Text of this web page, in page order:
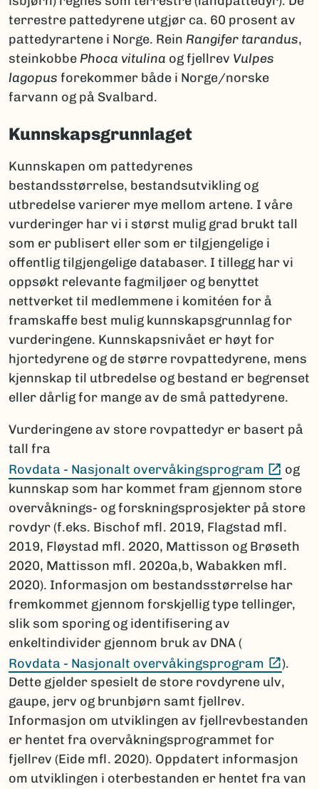
terrestre pattedyrene utgjør ca. 60 prosent av
pattedyrartene i Norge. Rein Rangifer tarandus,
steinkobbe Phoca vitulina og fjellrev Vulpes
lagopus forekommer både i Norge/norske
farvann og på Svalbard.
Kunnskapsgrunnlaget
Kunnskapen om pattedyrenes
bestandsstørrelse, bestandsutvikling og
utbredelse varierer mye mellom artene. I våre
vurderinger har vi i størst mulig grad brukt tall
som er publisert eller som er tilgjengelige i
offentlig tilgjengelige databaser. I tillegg har vi
oppsøkt relevante fagmiljøer og benyttet
nettverket til medlemmene i komitéen for å
framskaffe best mulig kunnskapsgrunnlag for
vurderingene. Kunnskapsnivået er høyt for
hjortedyrene og de større rovpattedyrene, mens
kjennskap til utbredelse og bestand er begrenset
eller dårlig for mange av de små pattedyrene.
Vurderingene av store rovpattedyr er basert på
tall fra
Rovdata - Nasjonalt overvåkingsprogram
og
kunnskap som har kommet fram gjennom store
overvåknings- og forskningsprosjekter på store
rovdyr (f.eks. Bischof mfl. 2019, Flagstad mfl.
2019, Fløystad mfl. 2020, Mattisson og Brøseth
2020, Mattisson mfl. 2020a,b, Wabakken mfl.
2020). Informasjon om bestandsstørrelse har
fremkommet gjennom forskjellig type tellinger,
slik som sporing og identifisering av
enkeltindivider gjennom bruk av DNA (
Rovdata - Nasjonalt overvåkingsprogram
).
Dette gjelder spesielt de store rovdyrene ulv,
gaupe, jerv og brunbjørn samt fjellrev.
Informasjon om utviklingen av fjellrevbestanden
er hentet fra overvåkningsprogrammet for
fjellrev (Eide mfl. 2020). Oppdatert informasjon
om utviklingen i oterbestanden er hentet fra van